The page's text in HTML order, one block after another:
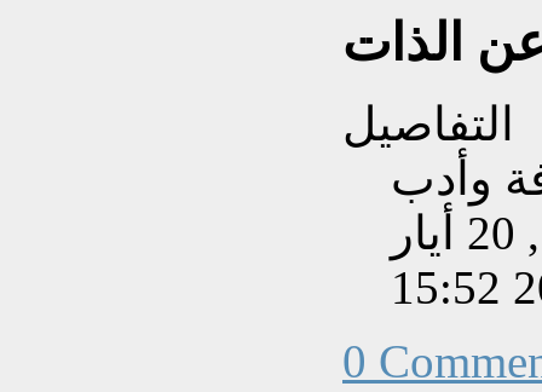
الذات
التفاصيل
وأدب
تم إنشاءه بتاريخ الأربعاء, 20 أيار
0